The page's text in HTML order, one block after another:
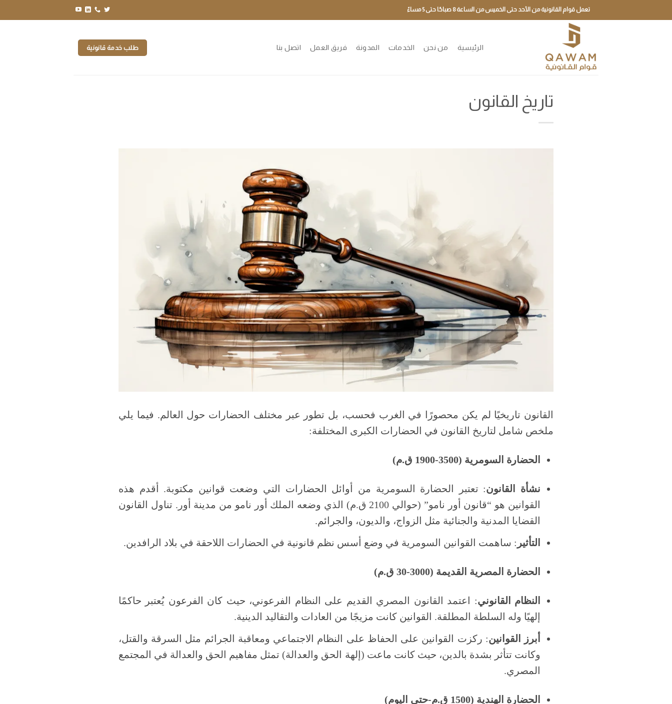
للمحتوى
تعمل قوام القانونية من الأحد حتى الخميس من الساعة 8 صباحًا حتى 5 مساءً
الرئيسية من نحن الخدمات المدونة فريق العمل اتصل بنا طلب خدمة قانونية
تاريخ القانون
القانون تاريخيًا لم يكن محصورًا في الغرب فحسب، بل تطور عبر مختلف الحضارات حول العالم. فيما يلي
ملخص شامل لتاريخ القانون في الحضارات الكبرى المختلفة:
الحضارة السومرية (3500-1900 ق.م)
نشأة القانون: تعتبر الحضارة السومرية من أوائل الحضارات التي وضعت قوانين مكتوبة. أقدم هذه
القوانين هو “قانون أور نامو” (حوالي 2100 ق.م) الذي وضعه الملك أور نامو من مدينة أور. تناول القانون
القضايا المدنية والجنائية مثل الزواج، والديون، والجرائم.
التأثير : ساهمت القوانين السومرية في وضع أسس نظم قانونية في الحضارات اللاحقة في بلاد الرافدين.
الحضارة المصرية القديمة (3000-30 ق.م)
النظام القانوني: اعتمد القانون المصري القديم على النظام الفرعوني، حيث كان الفرعون يُعتبر حاكمًا
إلهيًا وله السلطة المطلقة. القوانين كانت مزيجًا من العادات والتقاليد الدينية.
أبرز القوانين: ركزت القوانين على الحفاظ على النظام الاجتماعي ومعاقبة الجرائم مثل السرقة والقتل،
وكانت تتأثر بشدة بالدين، حيث كانت ماعت (إلهة الحق والعدالة) تمثل مفاهيم الحق والعدالة في المجتمع
المصري.
الحضارة الهندية (1500 ق.م-حتى اليوم)